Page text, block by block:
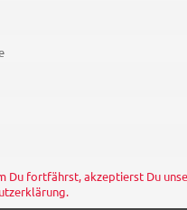
Du fortfährst, akzeptierst Du